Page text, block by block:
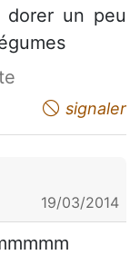
dorer un peu
signaler
19/03/2014